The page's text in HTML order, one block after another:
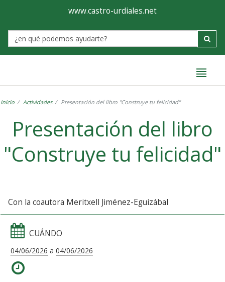
Ayuntamiento
de
Castro-
www.castro-urdiales.net
Label
Inicio Actividades Presentación del libro "Construye tu felicidad"
Presentación del libro
"Construye tu felicidad"
Con la coautora Meritxell Jiménez-Eguizábal
CUÁNDO
04/06/2026 a 04/06/2026